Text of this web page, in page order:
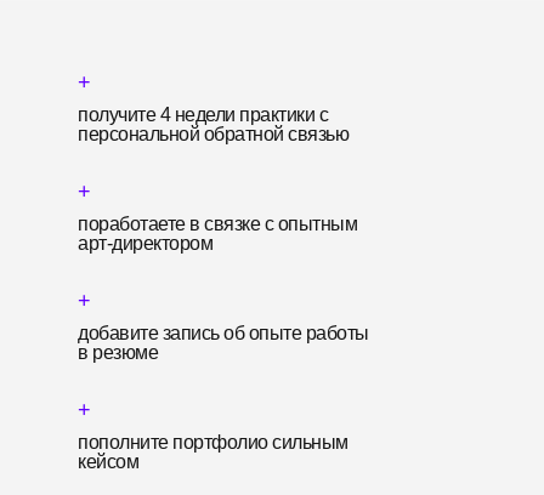
+
получите 4 недели практики с
персональной обратной связью
поработаете в связке с опытным
арт-директором
+
добавите запись об опыте работы
в резюме
+
пополните портфолио сильным
кейсом
+